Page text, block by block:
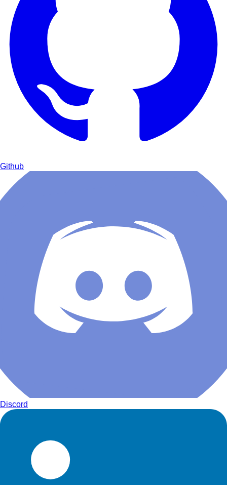
Github
Discord